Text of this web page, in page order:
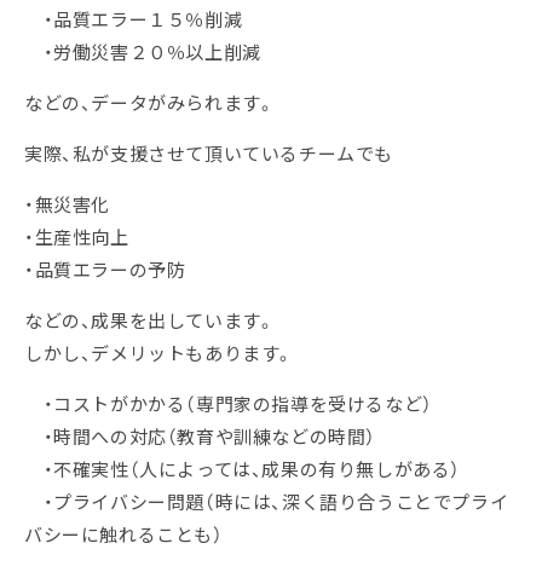
・品質エラー１５％削減
・労働災害２０％以上削減
などの、データがみられます。
実際、私が支援させて頂いているチームでも
・無災害化
・生産性向上
・品質エラーの予防
などの、成果を出しています。
しかし、デメリットもあります。
・コストがかかる（専門家の指導を受けるなど）
・時間への対応（教育や訓練などの時間）
・不確実性（人によっては、成果の有り無しがある）
・プライバシー問題（時には、深く語り合うことでプライ
バシーに触れることも）